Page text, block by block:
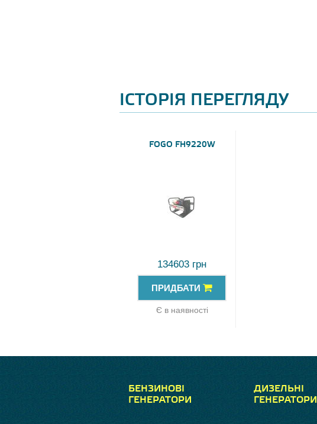
ІСТОРІЯ ПЕРЕГЛЯДУ
FOGO FH9220W
134603 грн
ПРИДБАТИ
Є в наявності
БЕНЗИНОВІ
ГЕНЕРАТОРИ
ДИЗЕЛЬНІ
ГЕНЕРАТОРИ